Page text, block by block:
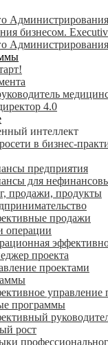
бизнесом.
4.0
интеллект
в бизнес-
предприятия
для
продажи, продукты
продажи
операции
проекта
проектами
управление
программы
рост